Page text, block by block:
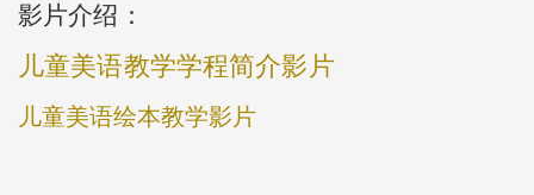
影片介绍：
儿童美语教学学程简介影片
儿童美语绘本教学影片